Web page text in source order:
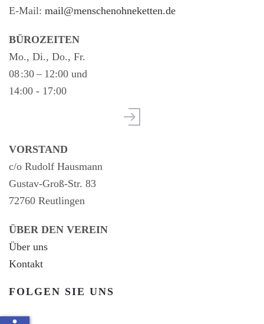
E-Mail: mail@menschenohneketten.de
BÜROZEITEN
Mo., Di., Do., Fr.
08 :30 – 12:00 und
14:00 - 17:00
VORSTAND
c/o Rudolf Hausmann
Gustav-Groß-Str. 83
72760 Reutlingen
ÜBER DEN VEREIN
Über uns
Kontakt
FOLGEN SIE UNS